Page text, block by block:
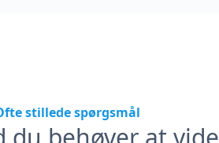
stillede spørgsmål